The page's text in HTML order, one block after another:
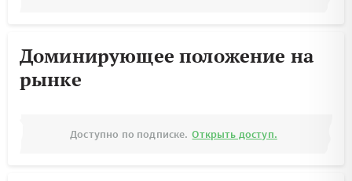
Доминирующее положение на
рынке
Доступно по подписке. Открыть доступ.